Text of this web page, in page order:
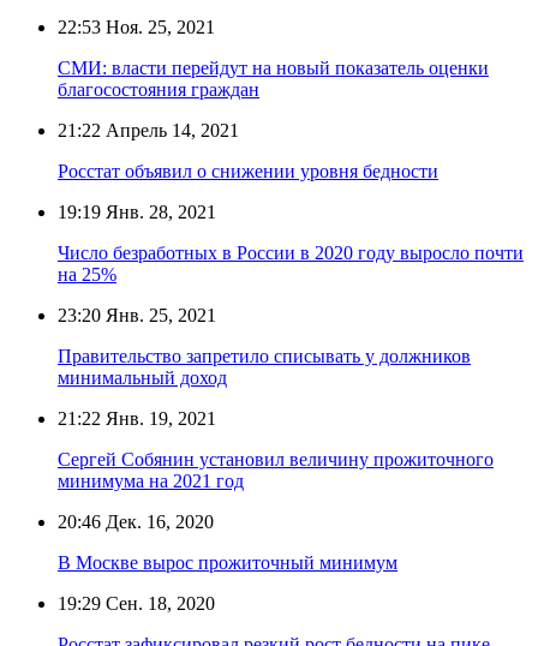
22:53 Ноя. 25, 2021
СМИ: власти перейдут на новый показатель оценки
благосостояния граждан
21:22 Апрель 14, 2021
Росстат объявил о снижении уровня бедности
19:19 Янв. 28, 2021
Число безработных в России в 2020 году выросло почти
на 25%
23:20 Янв. 25, 2021
Правительство запретило списывать у должников
минимальный доход
21:22 Янв. 19, 2021
Сергей Собянин установил величину прожиточного
минимума на 2021 год
20:46 Дек. 16, 2020
В Москве вырос прожиточный минимум
19:29 Сен. 18, 2020